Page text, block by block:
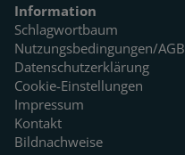
Information
Schlagwortbaum
Nutzungsbedingungen/AGB
Datenschutzerklärung
Cookie-Einstellungen
Impressum
Kontakt
Bildnachweise